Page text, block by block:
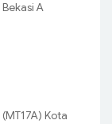
A
Kota